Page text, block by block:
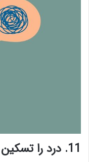
11. درد را تسکین می‌دهد